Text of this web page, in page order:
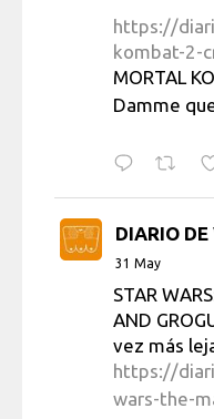
https://
kombat-2-
MORTAL
Damme
DIARIO
31 May
STAR
AND
vez más
https://
wars-the-